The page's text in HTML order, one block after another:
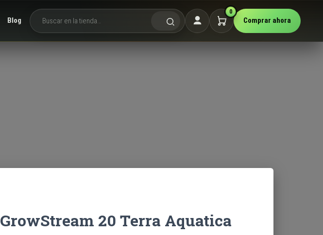
Blog
Buscar productos
0
Comprar ahora
GrowStream 20 Terra Aquatica